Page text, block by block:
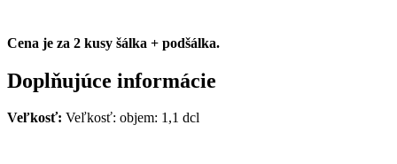
Cena je za 2 kusy šálka + podšálka.
Doplňujúce informácie
Veľkosť: Veľkosť: objem: 1,1 dcl